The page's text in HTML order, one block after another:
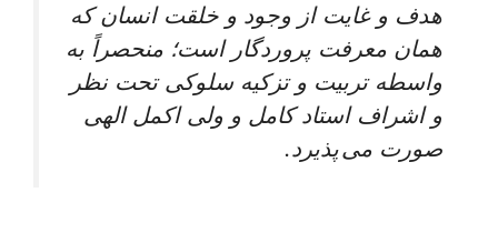
هدف و غایت از وجود و خلقت انسان که
همان معرفت پروردگار است؛ منحصراً به
واسطه تربیت و تزکیه سلوکی تحت نظر
و اشراف استاد کامل و ولی اکمل الهی
صورت می پذیرد.